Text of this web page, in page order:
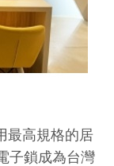
最高規格的居
子鎖成為台灣